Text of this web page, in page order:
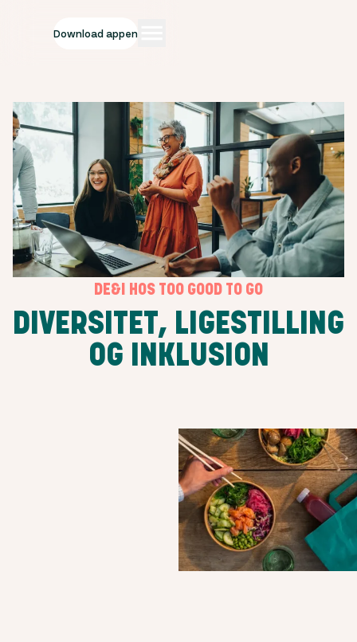
Download appen
DE&I HOS TOO GOOD TO GO
DIVERSITET, LIGESTILLING
OG INKLUSION